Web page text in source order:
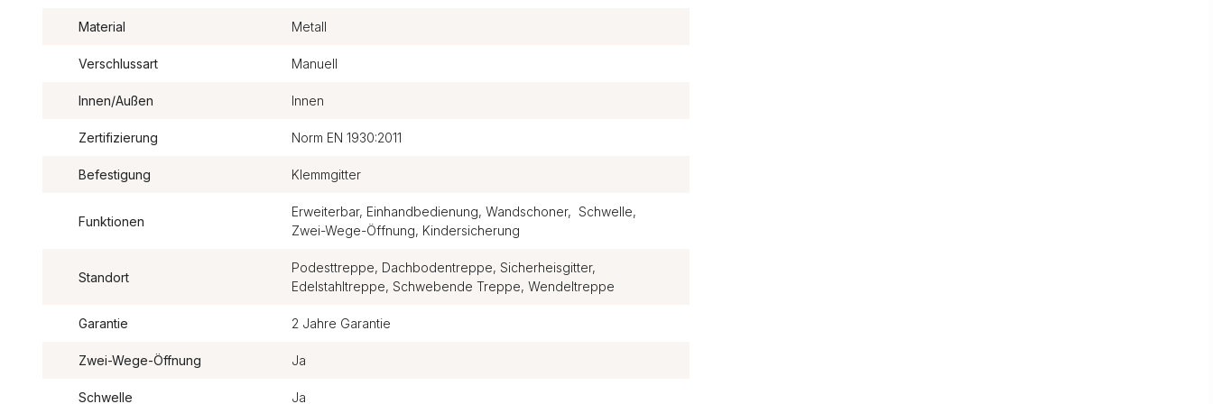
Material Metall
Verschlussart Manuell
Innen/Außen Innen
Zertifizierung Norm EN 1930:2011
Befestigung Klemmgitter
Funktionen
Erweiterbar, Einhandbedienung, Wandschoner, Schwelle,
Zwei-Wege-Öffnung, Kindersicherung
Standort
Podesttreppe, Dachbodentreppe, Sicherheisgitter,
Edelstahltreppe, Schwebende Treppe, Wendeltreppe
Garantie 2 Jahre Garantie
Zwei-Wege-Öffnung Ja
Schwelle Ja